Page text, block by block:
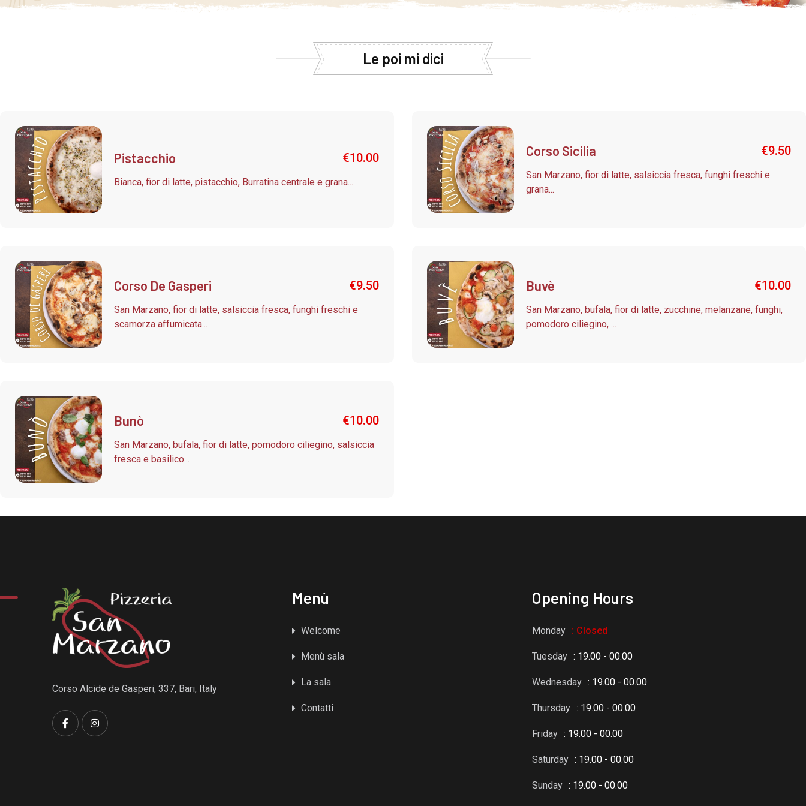
Le poi mi dici
Pistacchio €10.00
Bianca, fior di latte, pistacchio, Burratina centrale e grana...
Corso Sicilia €9.50
San Marzano, fior di latte, salsiccia fresca, funghi freschi e
grana...
Corso De Gasperi €9.50
San Marzano, fior di latte, salsiccia fresca, funghi freschi e
scamorza affumicata...
Buvè €10.00
San Marzano, bufala, fior di latte, zucchine, melanzane, funghi,
pomodoro ciliegino, ...
Bunò €10.00
San Marzano, bufala, fior di latte, pomodoro ciliegino, salsiccia
fresca e basilico...
Corso Alcide de Gasperi, 337, Bari, Italy
Menù
Welcome
Menù sala
La sala
Contatti
Opening Hours
Monday : Closed
Tuesday : 19.00 - 00.00
Wednesday : 19.00 - 00.00
Thursday : 19.00 - 00.00
Friday : 19.00 - 00.00
Saturday : 19.00 - 00.00
Sunday : 19.00 - 00.00